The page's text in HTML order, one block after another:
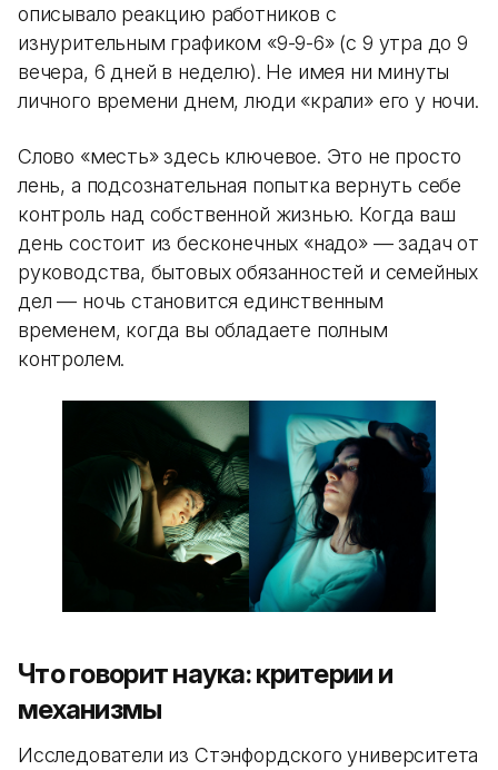
описывало реакцию работников с
изнурительным графиком «9-9-6» (с 9 утра до 9
вечера, 6 дней в неделю). Не имея ни минуты
личного времени днем, люди «крали» его у ночи.
Слово «месть» здесь ключевое. Это не просто
лень, а подсознательная попытка вернуть себе
контроль над собственной жизнью. Когда ваш
день состоит из бесконечных «надо» — задач от
руководства, бытовых обязанностей и семейных
дел — ночь становится единственным
временем, когда вы обладаете полным
контролем.
Что говорит наука: критерии и
механизмы
Исследователи из Стэнфордского университета